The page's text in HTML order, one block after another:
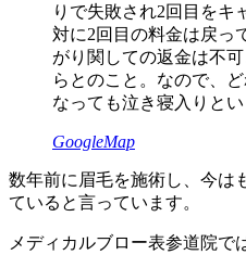
りで失敗され2回目をキ
対に2回目の料金は戻っ
がり関しての返金は不
らとのこと。なので、
なっても泣き寝入りとい
GoogleMap
数年前に眉毛を施術し、今は
ていると言っています。
メディカルブロー表参道院で